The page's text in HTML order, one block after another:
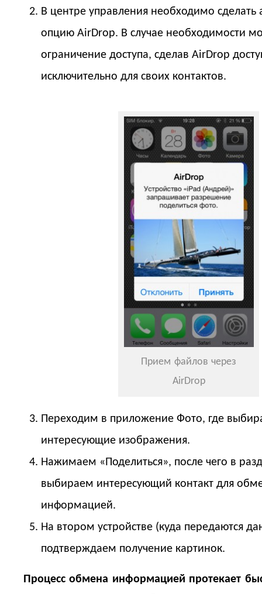
В центре управления необходимо сделать
опцию AirDrop. В случае необходимости
ограничение доступа, сделав AirDrop
исключительно для своих контактов.
Прием файлов через
AirDrop
Переходим в приложение Фото, где
интересующие изображения.
Нажимаем «Поделиться», после чего в
выбираем интересующий контакт для
информацией.
На втором устройстве (куда передаются
подтверждаем получение картинок.
Процесс обмена информацией протекает